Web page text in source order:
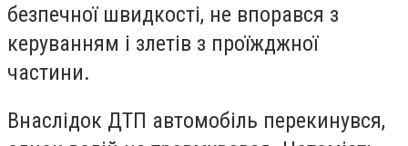
безпечної швидкості, не впорався з
керуванням і злетів з проїжджної
частини.
Внаслідок ДТП автомобіль перекинувся,